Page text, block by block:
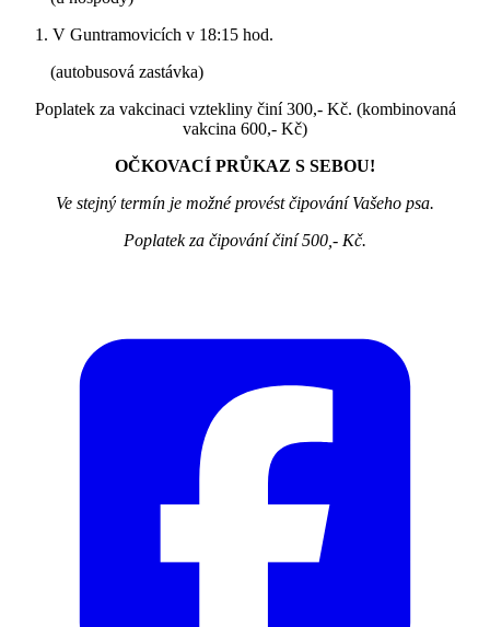
V Guntramovicích v 18:15 hod.
(autobusová zastávka)
Poplatek za vakcinaci vztekliny činí 300,- Kč. (kombinovaná
vakcina 600,- Kč)
OČKOVACÍ PRŮKAZ S SEBOU!
Ve stejný termín je možné provést čipování Vašeho psa.
Poplatek za čipování činí 500,- Kč.